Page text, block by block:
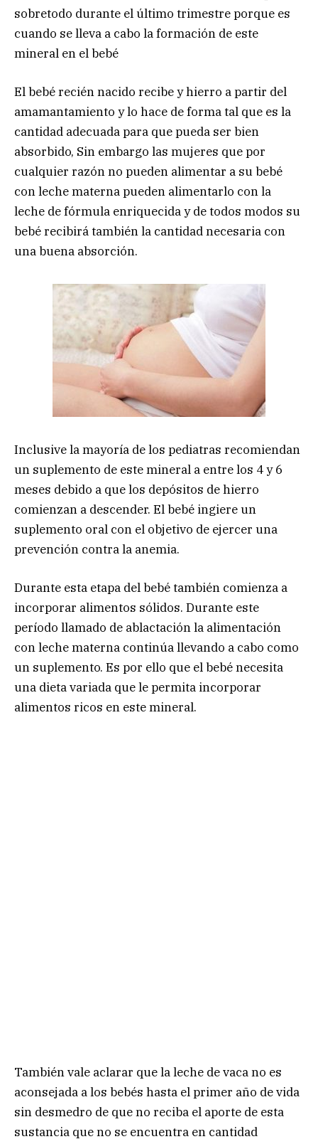
sobretodo durante el último trimestre porque es
cuando se lleva a cabo la formación de este
mineral en el bebé
El bebé recién nacido recibe y hierro a partir del
amamantamiento y lo hace de forma tal que es la
cantidad adecuada para que pueda ser bien
absorbido, Sin embargo las mujeres que por
cualquier razón no pueden alimentar a su bebé
con leche materna pueden alimentarlo con la
leche de fórmula enriquecida y de todos modos su
bebé recibirá también la cantidad necesaria con
una buena absorción.
Inclusive la mayoría de los pediatras recomiendan
un suplemento de este mineral a entre los 4 y 6
meses debido a que los depósitos de hierro
comienzan a descender. El bebé ingiere un
suplemento oral con el objetivo de ejercer una
prevención contra la anemia.
Durante esta etapa del bebé también comienza a
incorporar alimentos sólidos. Durante este
período llamado de ablactación la alimentación
con leche materna continúa llevando a cabo como
un suplemento. Es por ello que el bebé necesita
una dieta variada que le permita incorporar
alimentos ricos en este mineral.
También vale aclarar que la leche de vaca no es
aconsejada a los bebés hasta el primer año de vida
sin desmedro de que no reciba el aporte de esta
sustancia que no se encuentra en cantidad